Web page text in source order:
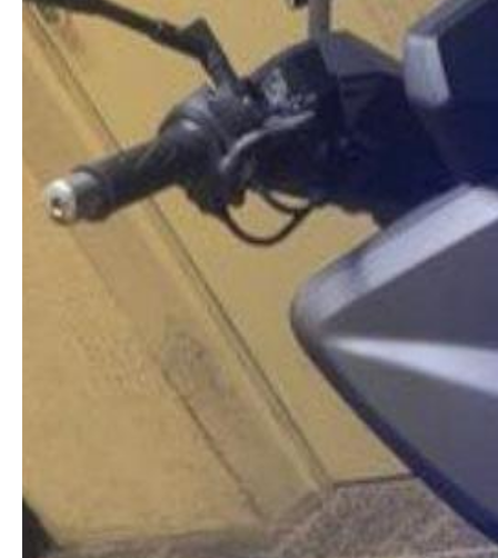
Description de l'annonce
Bonjour,
Je met en location mon scooter 125 équiper d'ABS
Toute les révisions sont faites, il roule nickel.
Je demande une caution de 500€ suite à plusieurs dégâts
fait par d'autre clients où j'ai du réparer de ma poche.
Merci
#scooter